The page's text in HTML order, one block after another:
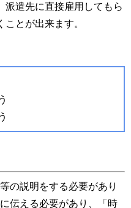
遣先に直接雇用してもら
とが出来ます。
の説明をする必要があり
伝える必要があり、「時